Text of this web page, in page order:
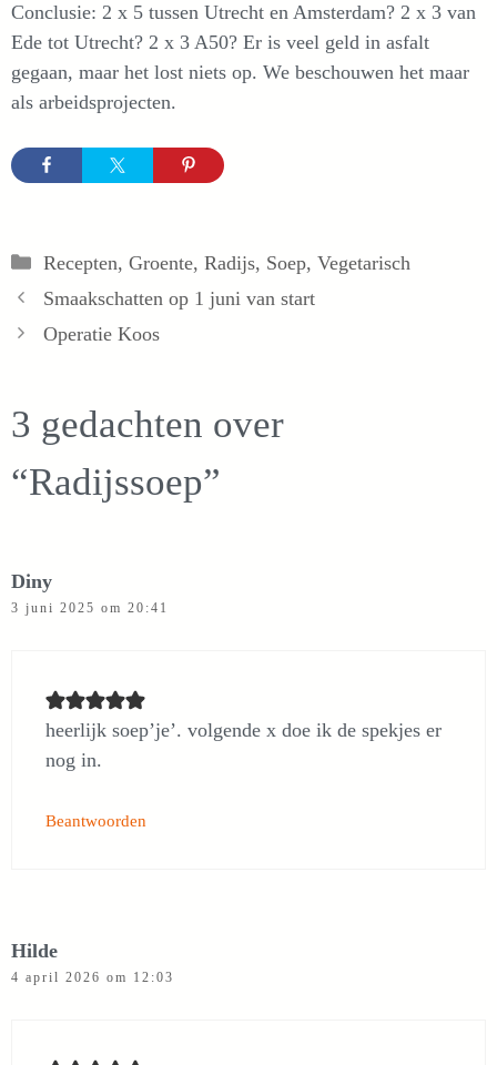
Conclusie: 2 x 5 tussen Utrecht en Amsterdam? 2 x 3 van
Ede tot Utrecht? 2 x 3 A50? Er is veel geld in asfalt
gegaan, maar het lost niets op. We beschouwen het maar
als arbeidsprojecten.
Categorieën
Recepten, Groente, Radijs, Soep, Vegetarisch
Smaakschatten op 1 juni van start
Operatie Koos
3 gedachten over
“Radijssoep”
Diny
3 juni 2025 om 20:41
heerlijk soep’je’. volgende x doe ik de spekjes er
nog in.
Beantwoorden
Hilde
4 april 2026 om 12:03